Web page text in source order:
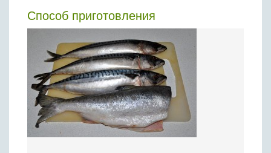
Способ приготовления